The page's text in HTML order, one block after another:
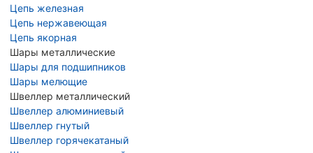
Цепь железная
Цепь нержавеющая
Цепь якорная
Шары металлические
Шары для подшипников
Шары мелющие
Швеллер металлический
Швеллер алюминиевый
Швеллер гнутый
Швеллер горячекатаный